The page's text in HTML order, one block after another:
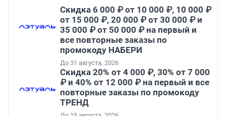
Скидка 6 000 ₽ от 10 000 ₽, 10 000 ₽
от 15 000 ₽, 20 000 ₽ от 30 000 ₽ и
35 000 ₽ от 50 000 ₽ на первый и
все повторные заказы по
промокоду НАБЕРИ
До 31 августа, 2026
Скидка 20% от 4 000 ₽, 30% от 7 000
₽ и 40% от 12 000 ₽ на первый и все
повторные заказы по промокоду
ТРЕНД